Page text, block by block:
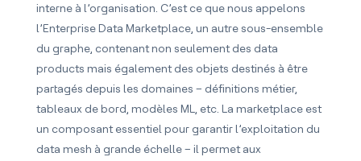
interne à l’organisation. C’est ce que nous appelons
l’Enterprise Data Marketplace, un autre sous-ensemble
du graphe, contenant non seulement des data
products mais également des objets destinés à être
partagés depuis les domaines – définitions métier,
tableaux de bord, modèles ML, etc. La marketplace est
un composant essentiel pour garantir l’exploitation du
data mesh à grande échelle – il permet aux